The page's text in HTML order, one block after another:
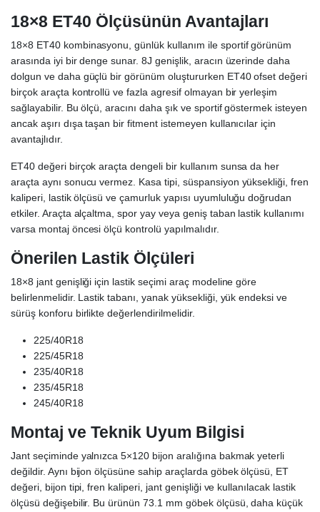
18×8 ET40 Ölçüsünün Avantajları
18×8 ET40 kombinasyonu, günlük kullanım ile sportif görünüm
arasında iyi bir denge sunar. 8J genişlik, aracın üzerinde daha
dolgun ve daha güçlü bir görünüm oluştururken ET40 ofset değeri
birçok araçta kontrollü ve fazla agresif olmayan bir yerleşim
sağlayabilir. Bu ölçü, aracını daha şık ve sportif göstermek isteyen
ancak aşırı dışa taşan bir fitment istemeyen kullanıcılar için
avantajlıdır.
ET40 değeri birçok araçta dengeli bir kullanım sunsa da her
araçta aynı sonucu vermez. Kasa tipi, süspansiyon yüksekliği, fren
kaliperi, lastik ölçüsü ve çamurluk yapısı uyumluluğu doğrudan
etkiler. Araçta alçaltma, spor yay veya geniş taban lastik kullanımı
varsa montaj öncesi ölçü kontrolü yapılmalıdır.
Önerilen Lastik Ölçüleri
18×8 jant genişliği için lastik seçimi araç modeline göre
belirlenmelidir. Lastik tabanı, yanak yüksekliği, yük endeksi ve
sürüş konforu birlikte değerlendirilmelidir.
225/40R18
225/45R18
235/40R18
235/45R18
245/40R18
Montaj ve Teknik Uyum Bilgisi
Jant seçiminde yalnızca 5×120 bijon aralığına bakmak yeterli
değildir. Aynı bijon ölçüsüne sahip araçlarda göbek ölçüsü, ET
değeri, bijon tipi, fren kaliperi, jant genişliği ve kullanılacak lastik
ölçüsü değişebilir. Bu ürünün 73.1 mm göbek ölçüsü, daha küçük